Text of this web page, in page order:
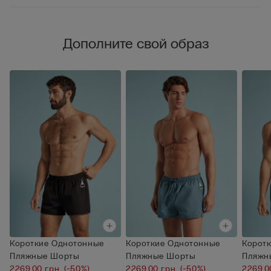
Дополните свой образ
Короткие Однотонные
Пляжные Шорты
2269,00 грн.(-50%)
Короткие Однотонные
Пляжные Шорты
2269,00 грн.(-50%)